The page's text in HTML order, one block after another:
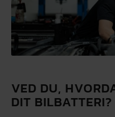
VED DU,
DIT BILBATTERI?